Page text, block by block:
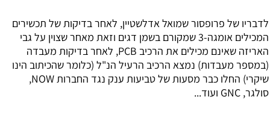
לדבריו של פרופסור שמואל אדלשטיין, לאחר בדיקות של תכשירים
המכילים אומגה-3 שמקורם ב
שמן דגים וזאת מאחר שצוין על גבי
האריזה שאינם מכילים את הרכיב PCB, לאחר בדיקות מעבדה
(במספר מעבדות) נמצא הרכיב הרעיל הנ"ל (כלומר שהכיתוב הינו
שיקרי) החלו כבר מסעות של טביעות ענק נגד החברות NOW,
סולגר, GNC ועוד...